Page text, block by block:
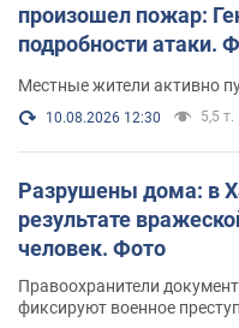
произошел пожар:
подробности атаки.
Местные жители активно
10.08.2026 12:30 5,5 т.
Разрушены дома: в
результате
человек. Фото
Правоохранители
фиксируют военное